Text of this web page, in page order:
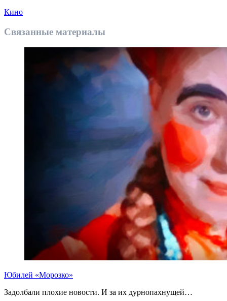
Кино
Связанные материалы
Юбилей «Морозко»
Задолбали плохие новости. И за их дурнопахнущей…